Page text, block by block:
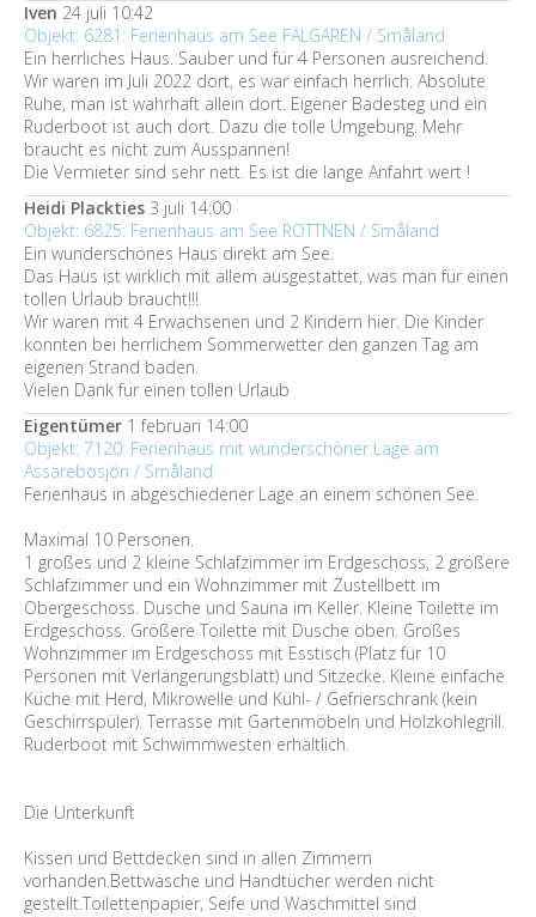
Iven 24 juli 10:42
Objekt: 6281: Ferienhaus am See FÄLGAREN / Småland
Ein herrliches Haus. Sauber und für 4 Personen ausreichend.
Wir waren im Juli 2022 dort, es war einfach herrlich. Absolute
Ruhe, man ist wahrhaft allein dort. Eigener Badesteg und ein
Ruderboot ist auch dort. Dazu die tolle Umgebung. Mehr
braucht es nicht zum Ausspannen!
Die Vermieter sind sehr nett. Es ist die lange Anfahrt wert !
Heidi Plackties 3 juli 14:00
Objekt: 6825: Ferienhaus am See ROTTNEN / Småland
Ein wunderschönes Haus direkt am See.
Das Haus ist wirklich mit allem ausgestattet, was man für einen
tollen Urlaub braucht!!!
Wir waren mit 4 Erwachsenen und 2 Kindern hier. Die Kinder
konnten bei herrlichem Sommerwetter den ganzen Tag am
eigenen Strand baden.
Vielen Dank für einen tollen Urlaub
Eigentümer 1 februari 14:00
Objekt: 7120: Ferienhaus mit wunderschöner Lage am
Assarebosjön / Småland
Ferienhaus in abgeschiedener Lage an einem schönen See.
Maximal 10 Personen.
1 großes und 2 kleine Schlafzimmer im Erdgeschoss, 2 größere
Schlafzimmer und ein Wohnzimmer mit Zustellbett im
Obergeschoss. Dusche und Sauna im Keller. Kleine Toilette im
Erdgeschoss. Größere Toilette mit Dusche oben. Großes
Wohnzimmer im Erdgeschoss mit Esstisch (Platz für 10
Personen mit Verlängerungsblatt) und Sitzecke. Kleine einfache
Küche mit Herd, Mikrowelle und Kühl- / Gefrierschrank (kein
Geschirrspüler). Terrasse mit Gartenmöbeln und Holzkohlegrill.
Ruderboot mit Schwimmwesten erhältlich.
Die Unterkunft
Kissen und Bettdecken sind in allen Zimmern
vorhanden.Bettwäsche und Handtücher werden nicht
gestellt.Toilettenpapier, Seife und Waschmittel sind